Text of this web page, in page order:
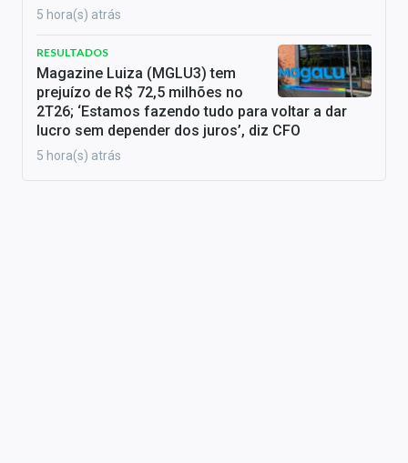
5 hora(s) atrás
RESULTADOS
Magazine Luiza (MGLU3) tem
prejuízo de R$ 72,5 milhões no
2T26; ‘Estamos fazendo tudo para voltar a dar
lucro sem depender dos juros’, diz CFO
5 hora(s) atrás